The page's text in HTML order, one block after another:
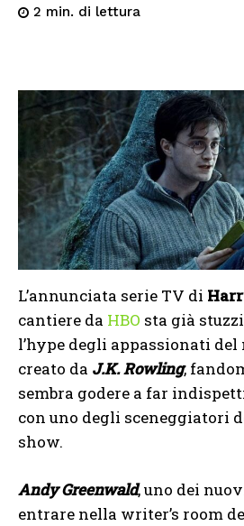
2 min. di lettura
L’annunciata serie TV di
cantiere da HBO sta già
l’hype degli appassionati
creato da J.K. Rowling,
sembra godere a far
con uno degli sceneggiatori
show.
Andy Greenwald, uno dei
entrare nella writer’s room